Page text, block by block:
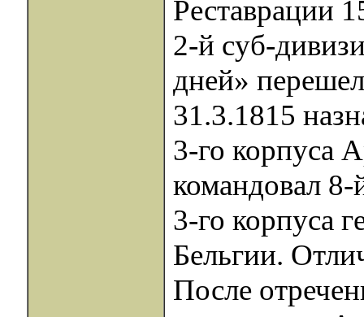
Реставрации
2-й суб-
дней»
31.3.1815
3-го корпуса
командовал 8-
3-го корпуса
Бельгии.
После